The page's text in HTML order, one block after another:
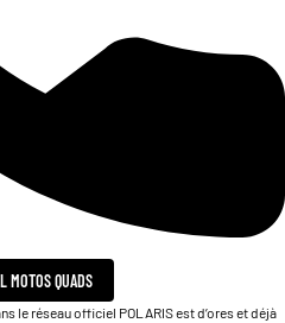
MOTOS QUADS
le réseau officiel POLARIS est d’ores et déjà